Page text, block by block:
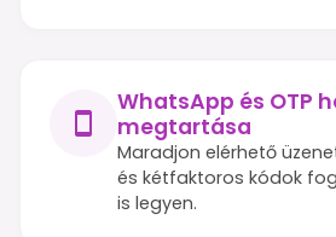
WhatsApp és OTP
megtartása
Maradjon elérhető
és kétfaktoros kódok
is legyen.